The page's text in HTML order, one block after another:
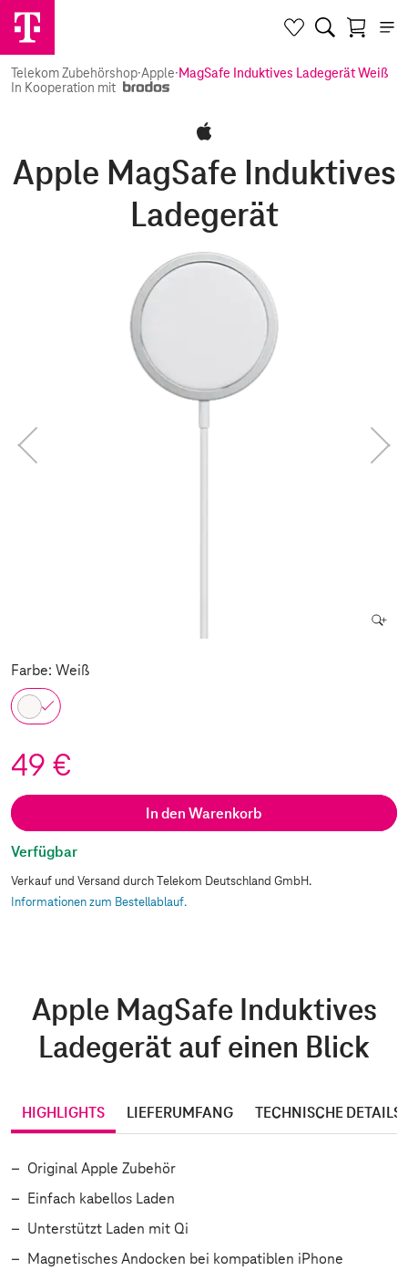
Telekom Zubehörshop·Apple·MagSafe Induktives Ladegerät Weiß
In Kooperation mit
Apple MagSafe Induktives
Ladegerät
Farbe: Weiß
49 €
In den Warenkorb
Verfügbar
Verkauf und Versand durch Telekom Deutschland GmbH.
Informationen zum Bestellablauf.
Apple MagSafe Induktives
Ladegerät auf einen Blick
HIGHLIGHTS LIEFERUMFANG TECHNISCHE DETAILS
Original Apple Zubehör
Einfach kabellos Laden
Unterstützt Laden mit Qi
Magnetisches Andocken bei kompatiblen iPhone